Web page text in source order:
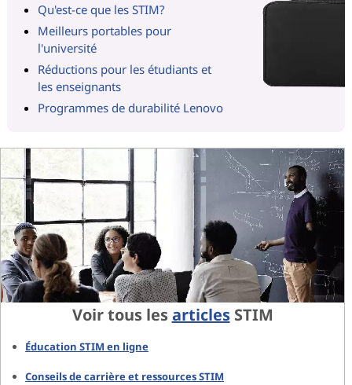
Qu'est-ce que les STIM?
Meilleurs portables pour
l'université
Réductions pour les étudiants et
les enseignants
Programmes de durabilité Lenovo
Voir tous lesarticlesSTIM
Éducation STIM en ligne
Conseils de carrière et ressources STIM